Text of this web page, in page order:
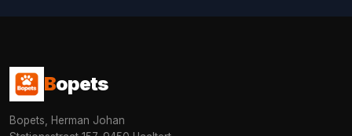
Bopets
Bopets, Herman Johan